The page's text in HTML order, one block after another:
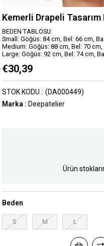
Kemerli Drapeli Tasarım
BEDEN TABLOSU:
Small: Göğüs: 84 cm, Bel: 66 cm,
Medium: Göğüs: 88 cm, Bel: 70 cm,
Large: Göğüs: 92 cm, Bel: 74 cm,
€30,39
(DA000449)
STOK KODU
Marka : Deepatelier
Ürün
Beden
S M L